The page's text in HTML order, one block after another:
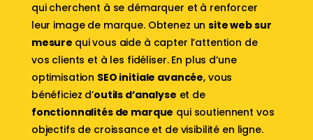
qui cherchent à se démarquer et à renforcer
leur image de marque. Obtenez unsite web sur
mesure qui vous aide à capter l’attention de
vos clients et à les fidéliser. En plus d’une
optimisation SEO initiale avancée, vous
bénéficiez d’outils d’analyse et de
fonctionnalités de marque qui soutiennent vos
objectifs de croissance et de visibilité en ligne.